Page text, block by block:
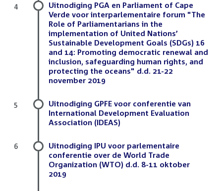
Uitnodiging PGA en Parliament of Cape
Verde voor interparlementaire forum "The
Role of Parliamentarians in the
implementation of United Nations’
Sustainable Development Goals (SDGs) 16
and 14: Promoting democratic renewal and
inclusion, safeguarding human rights, and
protecting the oceans" d.d. 21-22
november 2019
4
Uitnodiging GPFE voor conferentie van
International Development Evaluation
Association (IDEAS)
5
Uitnodiging IPU voor parlementaire
conferentie over de World Trade
Organization (WTO) d.d. 8-11 oktober
2019
6